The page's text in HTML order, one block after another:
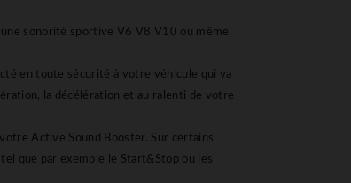
sonorité sportive V6 V8 V10 ou même
en toute sécurité à votre véhicule qui va
la décélération et au ralenti de votre
Active Sound Booster. Sur certains
que par exemple le Start&Stop ou les